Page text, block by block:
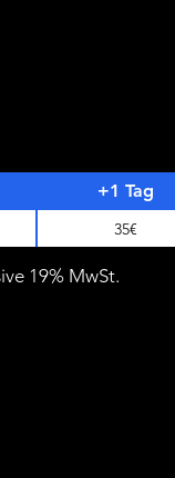
+1 Tag
35€
19% MwSt.